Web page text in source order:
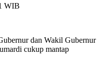
WIB
dan Wakil Gubernur
cukup mantap